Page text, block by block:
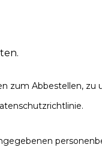
zum Abbestellen, zu